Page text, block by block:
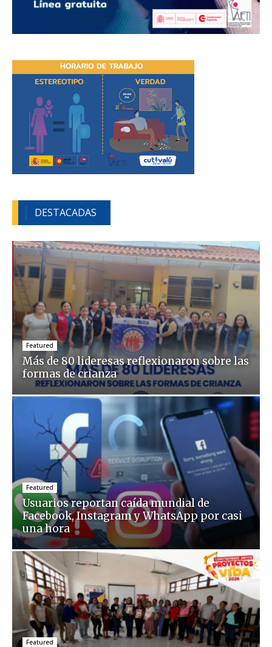
DESTACADAS
Featured
Más de 80 lideresas reflexionaron sobre las
formas de crianza
Featured
Usuarios reportan caída mundial de
Facebook, Instagram y WhatsApp por casi
una hora
Featured